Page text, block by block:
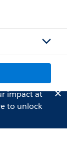
impact at
to unlock